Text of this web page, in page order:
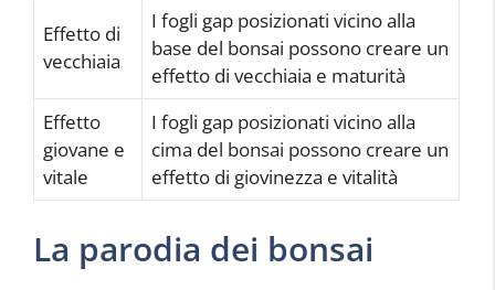
Effetto di
vecchiaia
I fogli gap posizionati vicino alla
base del bonsai possono creare un
effetto di vecchiaia e maturità
Effetto
giovane e
vitale
I fogli gap posizionati vicino alla
cima del bonsai possono creare un
effetto di giovinezza e vitalità
La parodia dei bonsai